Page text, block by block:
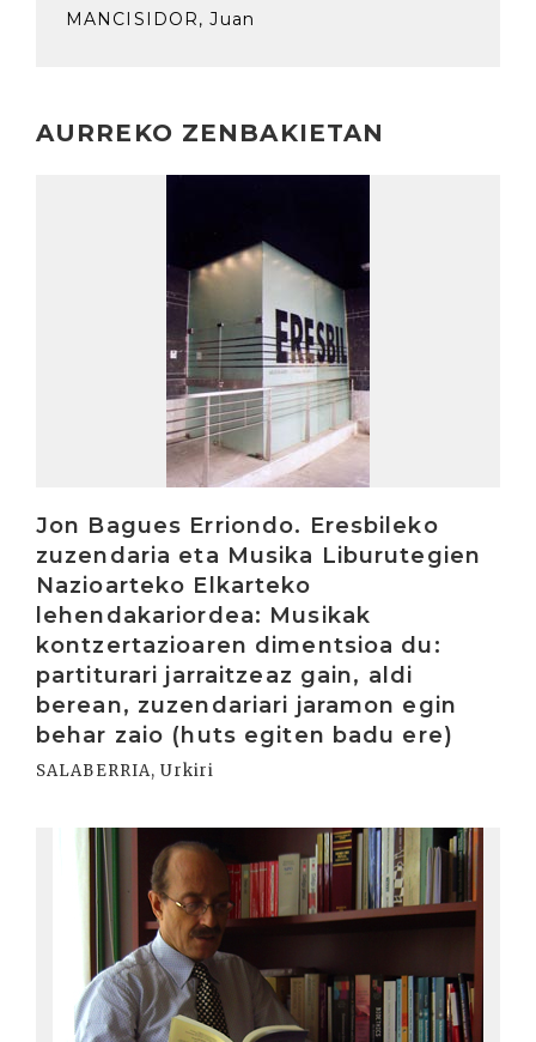
MANCISIDOR, Juan
AURREKO ZENBAKIETAN
Jon Bagues Erriondo. Eresbileko
zuzendaria eta Musika Liburutegien
Nazioarteko Elkarteko
lehendakariordea: Musikak
kontzertazioaren dimentsioa du:
partiturari jarraitzeaz gain, aldi
berean, zuzendariari jaramon egin
behar zaio (huts egiten badu ere)
SALABERRIA, Urkiri
Irakurri